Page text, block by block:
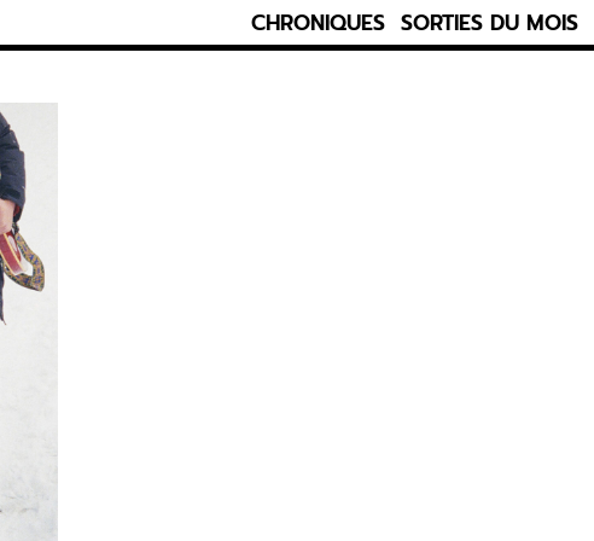
CHRONIQUES SORTIES DU MOIS